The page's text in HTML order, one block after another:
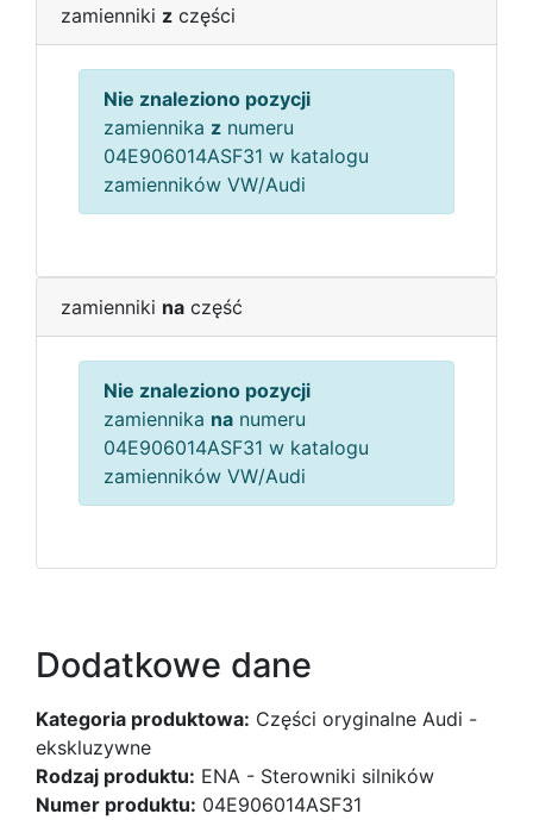
zamienniki z części
Nie znaleziono pozycji
zamiennika z numeru
04E906014ASF31 w katalogu
zamienników VW/Audi
zamienniki na część
Nie znaleziono pozycji
zamiennika na numeru
04E906014ASF31 w katalogu
zamienników VW/Audi
Dodatkowe dane
Kategoria produktowa: Części oryginalne Audi -
ekskluzywne
Rodzaj produktu: ENA - Sterowniki silników
Numer produktu: 04E906014ASF31